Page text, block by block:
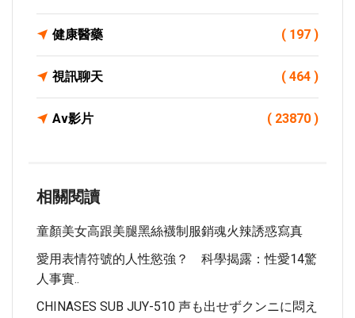
健康醫藥 ( 197 )
視訊聊天 ( 464 )
Av影片 ( 23870 )
相關閱讀
童顏美女高跟美腿黑絲襪制服銷魂火辣誘惑寫真
愛用表情符號的人性慾強？ 科學揭露：性愛14驚
人事實..
CHINASES SUB JUY-510 声も出せずクンニに悶え